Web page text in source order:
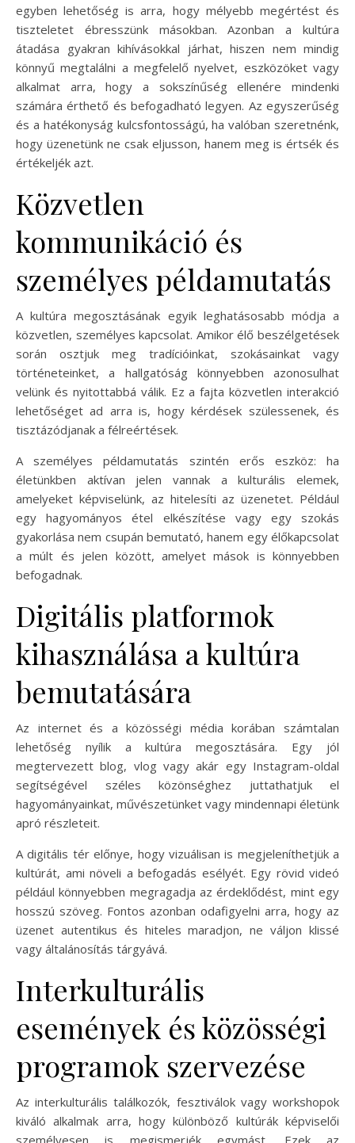
egyben lehetőség is arra, hogy mélyebb megértést és
tiszteletet ébresszünk másokban. Azonban a kultúra
átadása gyakran kihívásokkal járhat, hiszen nem mindig
könnyű megtalálni a megfelelő nyelvet, eszközöket vagy
alkalmat arra, hogy a sokszínűség ellenére mindenki
számára érthető és befogadható legyen. Az egyszerűség
és a hatékonyság kulcsfontosságú, ha valóban szeretnénk,
hogy üzenetünk ne csak eljusson, hanem meg is értsék és
értékeljék azt.
Közvetlen
kommunikáció és
személyes példamutatás
A kultúra megosztásának egyik leghatásosabb módja a
közvetlen, személyes kapcsolat. Amikor élő beszélgetések
során osztjuk meg tradícióinkat, szokásainkat vagy
történeteinket, a hallgatóság könnyebben azonosulhat
velünk és nyitottabbá válik. Ez a fajta közvetlen interakció
lehetőséget ad arra is, hogy kérdések szülessenek, és
tisztázódjanak a félreértések.
A személyes példamutatás szintén erős eszköz: ha
életünkben aktívan jelen vannak a kulturális elemek,
amelyeket képviselünk, az hitelesíti az üzenetet. Például
egy hagyományos étel elkészítése vagy egy szokás
gyakorlása nem csupán bemutató, hanem egy élőkapcsolat
a múlt és jelen között, amelyet mások is könnyebben
befogadnak.
Digitális platformok
kihasználása a kultúra
bemutatására
Az internet és a közösségi média korában számtalan
lehetőség nyílik a kultúra megosztására. Egy jól
megtervezett blog, vlog vagy akár egy Instagram-oldal
segítségével széles közönséghez juttathatjuk el
hagyományainkat, művészetünket vagy mindennapi életünk
apró részleteit.
A digitális tér előnye, hogy vizuálisan is megjeleníthetjük a
kultúrát, ami növeli a befogadás esélyét. Egy rövid videó
például könnyebben megragadja az érdeklődést, mint egy
hosszú szöveg. Fontos azonban odafigyelni arra, hogy az
üzenet autentikus és hiteles maradjon, ne váljon klissé
vagy általánosítás tárgyává.
Interkulturális
események és közösségi
programok szervezése
Az interkulturális találkozók, fesztiválok vagy workshopok
kiváló alkalmak arra, hogy különböző kultúrák képviselői
személyesen is megismerjék egymást. Ezek az